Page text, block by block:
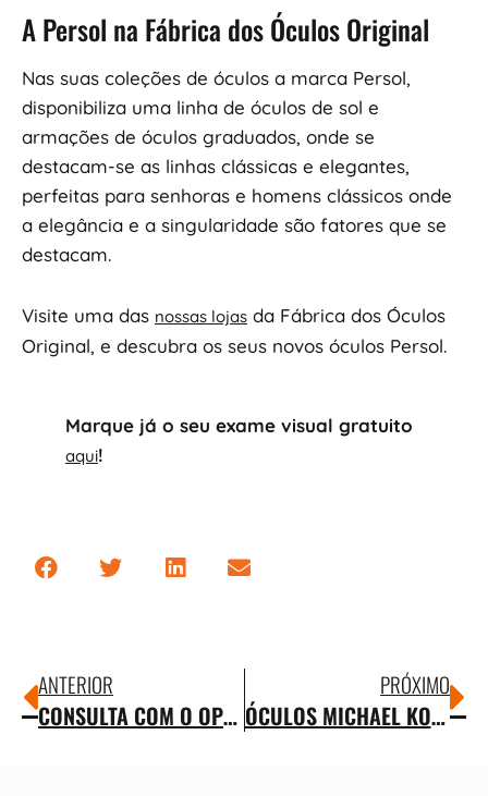
A Persol na Fábrica dos Óculos Original
Nas suas coleções de óculos a marca Persol,
disponibiliza uma linha de óculos de sol e
armações de óculos graduados, onde se
destacam-se as linhas clássicas e elegantes,
perfeitas para senhoras e homens clássicos onde
a elegância e a singularidade são fatores que se
destacam.
Visite uma das nossas lojas da Fábrica dos Óculos
Original, e descubra os seus novos óculos Persol.
Marque já o seu exame visual gratuito
aqui!
ANTERIOR
CONSULTA COM O OPTOMETRISTA
PRÓXIMO
ÓCULOS MICHAEL KORS